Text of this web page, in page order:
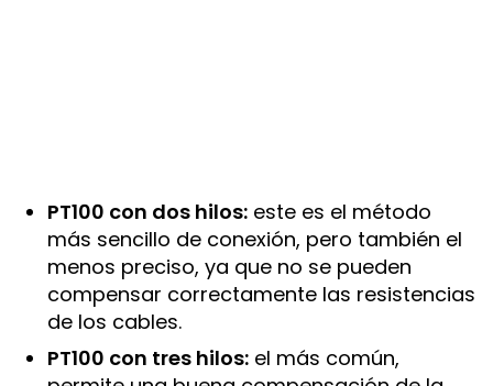
PT100 con dos hilos: este es el método
más sencillo de conexión, pero también el
menos preciso, ya que no se pueden
compensar correctamente las resistencias
de los cables.
PT100 con tres hilos: el más común,